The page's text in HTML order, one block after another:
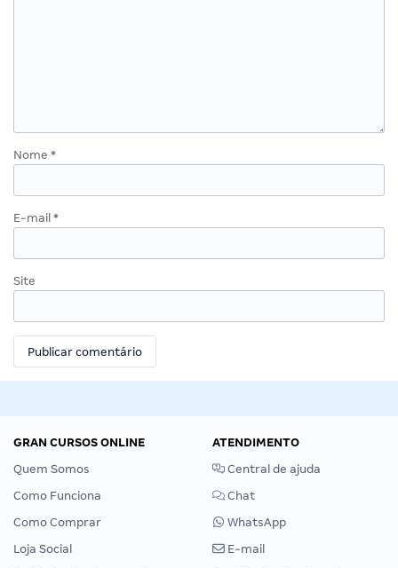
Nome *
E-mail *
Site
GRAN CURSOS ONLINE
Quem Somos
Como Funciona
Como Comprar
Loja Social
ATENDIMENTO
Central de ajuda
Chat
WhatsApp
E-mail